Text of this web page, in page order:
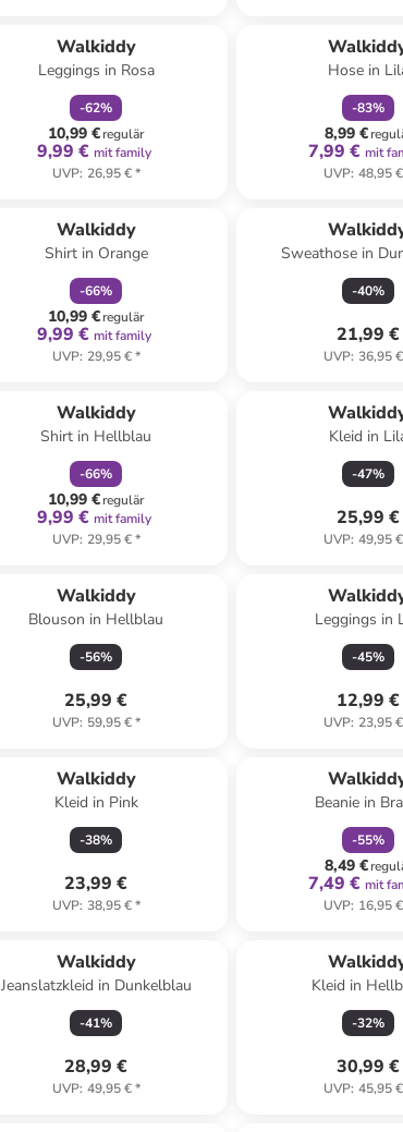
Walkiddy
Leggings in Rosa
-62%
10,99 €regulär
9,99 € mit family
UVP: 26,95 €*
Hose in
-83%
8,99 €
7,99 € mit
UVP: 48,95 €
Walkiddy
Shirt in Orange
-66%
10,99 €regulär
9,99 € mit family
UVP: 29,95 €*
Sweathose in
-40%
21,99 €
UVP: 36,95 €
Walkiddy
Shirt in Hellblau
-66%
10,99 €regulär
9,99 € mit family
UVP: 29,95 €*
Kleid in
-47%
25,99 €
UVP: 49,95 €
Walkiddy
Blouson in Hellblau
-56%
25,99 €
UVP: 59,95 €*
Leggings in
-45%
12,99 €
UVP: 23,95 €
Walkiddy
Kleid in Pink
-38%
23,99 €
UVP: 38,95 €*
Beanie in
-55%
8,49 €
7,49 € mit
UVP: 16,95 €
Walkiddy
Jeanslatzkleid in Dunkelblau
-41%
28,99 €
UVP: 49,95 €*
Kleid in
-32%
30,99 €
UVP: 45,95 €